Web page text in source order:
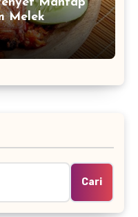
Melek
Cari